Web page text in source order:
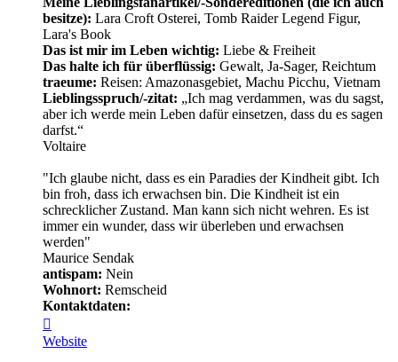
besitze): Lara Croft Osterei, Tomb Raider Legend Figur,
Lara's Book
Das ist mir im Leben wichtig: Liebe & Freiheit
Das halte ich für überflüssig: Gewalt, Ja-Sager, Reichtum
traeume: Reisen: Amazonasgebiet, Machu Picchu, Vietnam
Lieblingsspruch/-zitat: „Ich mag verdammen, was du sagst,
aber ich werde mein Leben dafür einsetzen, dass du es sagen
darfst.“
Voltaire
"Ich glaube nicht, dass es ein Paradies der Kindheit gibt. Ich
bin froh, dass ich erwachsen bin. Die Kindheit ist ein
schrecklicher Zustand. Man kann sich nicht wehren. Es ist
immer ein wunder, dass wir überleben und erwachsen
werden"
Maurice Sendak
antispam: Nein
Wohnort: Remscheid
Kontaktdaten:
von
Minerva
Website